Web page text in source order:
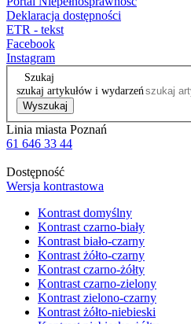
Deklaracja dostępności
ETR - tekst
Facebook
Instagram
Szukaj
szukaj artykułów i wydarzeń
Wyszukaj
Linia miasta Poznań
61 646 33 44
Dostępność
Wersja kontrastowa
Kontrast domyślny
Kontrast czarno-biały
Kontrast biało-czarny
Kontrast żółto-czarny
Kontrast czarno-żółty
Kontrast czarno-zielony
Kontrast zielono-czarny
Kontrast żółto-niebieski